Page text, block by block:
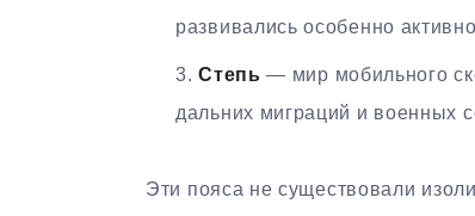
развивались особенно
Степь — мир мобильного
дальних миграций и военных
Эти пояса не существовали